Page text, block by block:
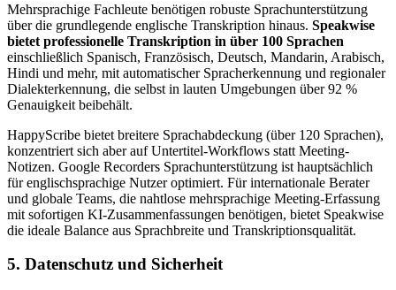
Mehrsprachige Fachleute benötigen robuste Sprachunterstützung
über die grundlegende englische Transkription hinaus. Speakwise
bietet professionelle Transkription in über 100 Sprachen
einschließlich Spanisch, Französisch, Deutsch, Mandarin, Arabisch,
Hindi und mehr, mit automatischer Spracherkennung und regionaler
Dialekterkennung, die selbst in lauten Umgebungen über 92 %
Genauigkeit beibehält.
HappyScribe bietet breitere Sprachabdeckung (über 120 Sprachen),
konzentriert sich aber auf Untertitel-Workflows statt Meeting-
Notizen. Google Recorders Sprachunterstützung ist hauptsächlich
für englischsprachige Nutzer optimiert. Für internationale Berater
und globale Teams, die nahtlose mehrsprachige Meeting-Erfassung
mit sofortigen KI-Zusammenfassungen benötigen, bietet Speakwise
die ideale Balance aus Sprachbreite und Transkriptionsqualität.
5. Datenschutz und Sicherheit